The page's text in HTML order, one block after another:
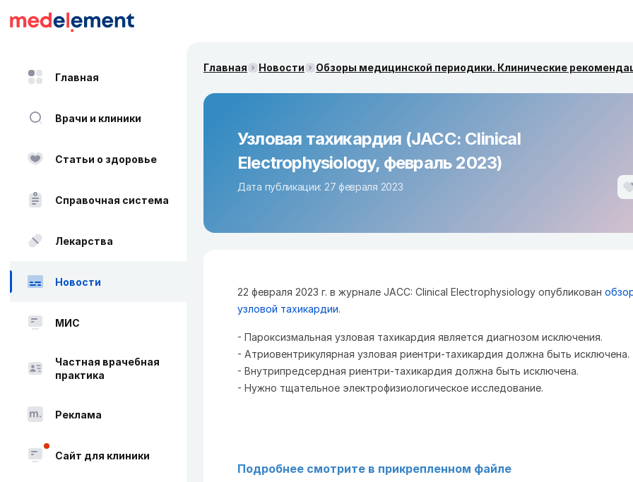
Главная
Врачи и клиники
Статьи о здоровье
Справочная система
Лекарства
Новости
МИС
Частная врачебная
практика
Реклама
Сайт для клиники
Главная Новости Обзоры медицинской периодики. Клинические
Узловая тахикардия (JACC: Clinical
Electrophysiology, февраль 2023)
Дата публикации: 27 февраля 2023
22 февраля 2023 г. в журнале JACC: Clinical Electrophysiology опубликован
узловой тахикардии.
- Пароксизмальная узловая тахикардия является диагнозом исключения.
- Атриовентрикулярная узловая риентри-тахикардия должна быть исключена.
- Внутрипредсердная риентри-тахикардия должна быть исключена.
- Нужно тщательное электрофизиологическое исследование.
Подробнее смотрите в прикрепленном файле